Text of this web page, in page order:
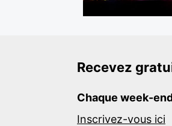
Recevez
Chaque week-
Inscrivez-vous ici